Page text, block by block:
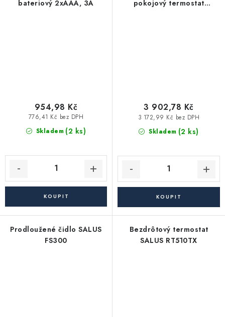
bateriový 2xAAA, 3A
Skladem (2 ks)
776,41 Kč bez DPH
954,98 Kč
pokojový termostat
Skladem (2 ks)
3 172,99 Kč bez DPH
3 902,78 Kč
Prodloužené čidlo SALUS
FS300
Bezdrôtový termostat
SALUS RT510TX